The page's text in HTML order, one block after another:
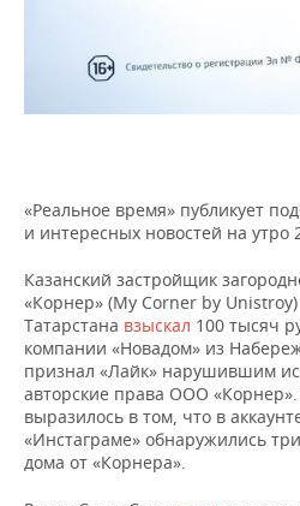
НЕФТЬ
ОПК
ТЕЛЕКОММУНИКАЦИИ
БИЗНЕС-БРАНЧИ
ОТКРЫТАЯ ЛЕКЦИЯ
ФУТБОЛ
БАСКЕТБОЛ
ВОЛЕЙБОЛ
КИБЕРСПОРТ
НОВОСТИ ОБЩЕСТВА
ИНФРАСТРУКТУРА
ИСТОРИЯ
КУЛЬТУРА
ФОТОГАЛЕРЕЯ
СПРАВОЧНИК
СПИСОК ПЕРСОН
СПИСОК КОМПАНИЙ
ПОЛНАЯ ВЕРСИЯ
«Реальное время» публикует
и интересных новостей на утро
Казанский застройщик
«Корнер» (My Corner by
Татарстана взыскал 100 тысяч
компании «Новадом» из
признал «Лайк» нарушившим
авторские права ООО
выразилось в том, что в
«Инстаграме» обнаружились
дома от «Корнера».